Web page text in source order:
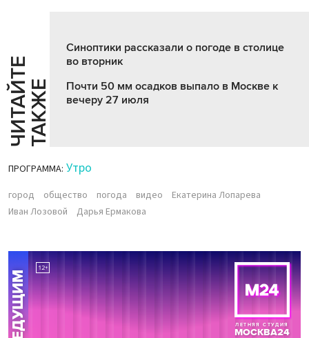
Ч
И
Т
АЙ
Т
Е
Т
А
К
ЖЕ
Синоптики рассказали о погоде в столице
во вторник
Почти 50 мм осадков выпало в Москве к
вечеру 27 июля
ПРОГРАММА: Утро
город общество погода видео
Екатерина Лопарева
Иван Лозовой
Дарья Ермакова